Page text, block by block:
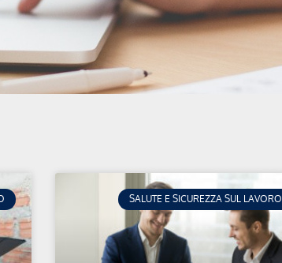
SALUTE E SICUREZZA SUL LAVORO